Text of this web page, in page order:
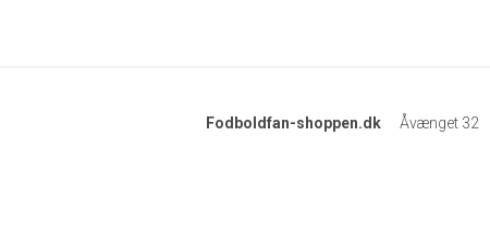
Fodboldfan-shoppen.dk Åvænget 32